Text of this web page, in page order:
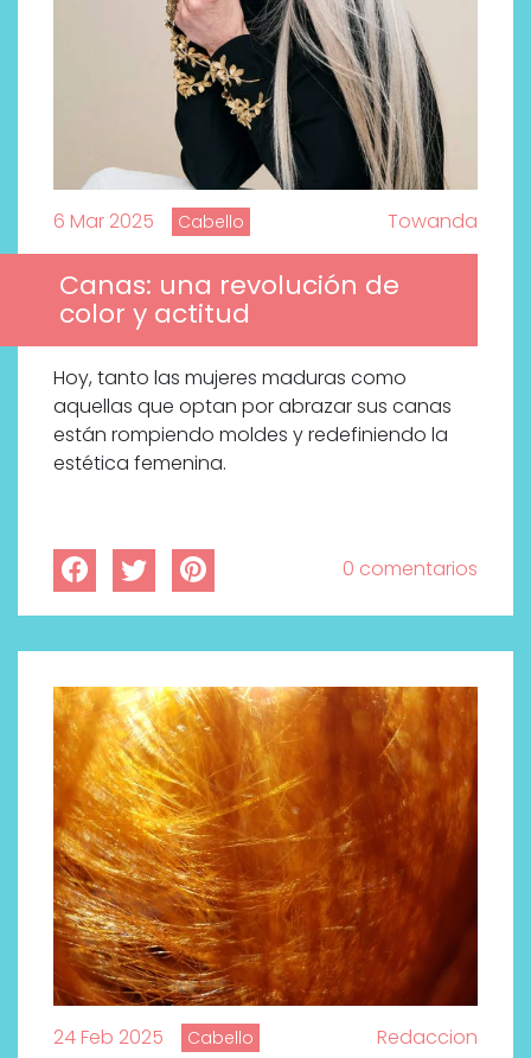
6 Mar 2025 Cabello Towanda
Canas: una revolución de
color y actitud
Hoy, tanto las mujeres maduras como
aquellas que optan por abrazar sus canas
están rompiendo moldes y redefiniendo la
estética femenina.
0 comentarios
24 Feb 2025 Cabello Redaccion